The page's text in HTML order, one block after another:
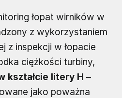
łopat wirników w
z wykorzystaniem
z inspekcji w łopacie
ciężkości turbiny,
kształcie litery H –
jako poważna